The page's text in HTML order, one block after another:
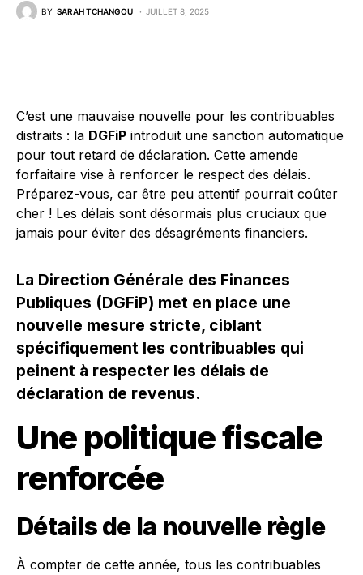
BY SARAH TCHANGOU JUILLET 8, 2025
C’est une mauvaise nouvelle pour les contribuables
distraits : la DGFiP introduit une sanction automatique
pour tout retard de déclaration. Cette amende
forfaitaire vise à renforcer le respect des délais.
Préparez-vous, car être peu attentif pourrait coûter
cher ! Les délais sont désormais plus cruciaux que
jamais pour éviter des désagréments financiers.
La Direction Générale des Finances
Publiques (DGFiP) met en place une
nouvelle mesure stricte, ciblant
spécifiquement les contribuables qui
peinent à respecter les délais de
déclaration de revenus.
Une politique fiscale
renforcée
Détails de la nouvelle règle
À compter de cette année, tous les contribuables